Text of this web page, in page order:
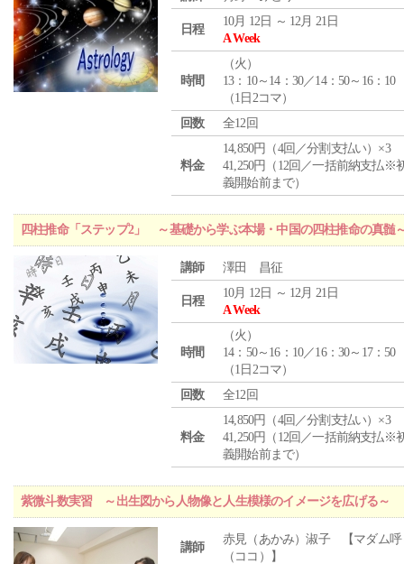
日程
10月 12日 ～ 12月 21日
A Week
時間
（火 ）
13：10～14：30／14：50～16：10
（1日2コマ）
回数
全12回
料金
14,850円（4回／分割支払い）×3
41,250円（12回／一括前納支払※
義開始前まで）
四柱推命「ステップ2」 ～基礎から学ぶ本場・中国の四柱推命の真髄
講師 澤田 昌征
日程
10月 12日 ～ 12月 21日
A Week
時間
（火 ）
14：50～16：10／16：30～17：50
（1日2コマ）
回数
全12回
料金
14,850円（4回／分割支払い）×3
41,250円（12回／一括前納支払※
義開始前まで）
紫微斗数実習 ～出生図から人物像と人生模様のイメージを広げる～
講師
赤見（あかみ）淑子 【マダム呼
（ココ）】